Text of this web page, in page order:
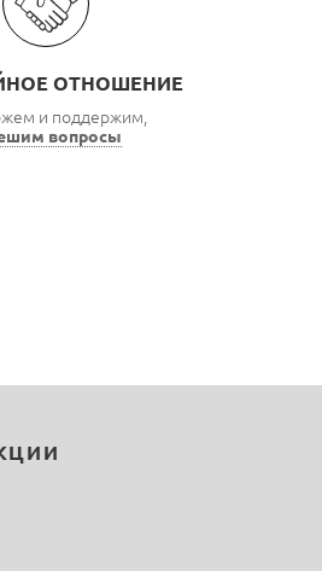
ОТНОШЕНИЕ
и поддержим,
вопросы